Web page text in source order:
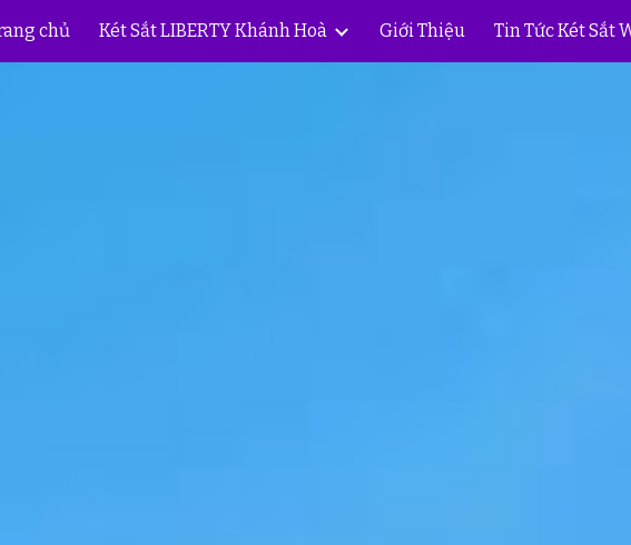
to main content Skip to navigation
chủ Két Sắt LIBERTY Khánh Hoà Giới Thiệu Tin Tức Két Sắt